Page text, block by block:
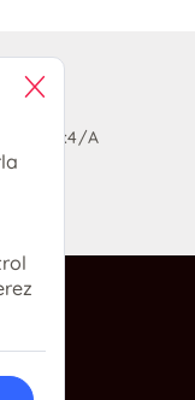
No:4/A